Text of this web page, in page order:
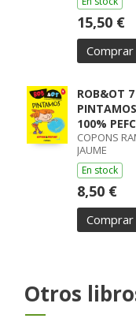
15,50 €
Comprar
ROB&OT 7
100% PEFC
COPONS
JAUME
En stock
8,50 €
Comprar
Otros